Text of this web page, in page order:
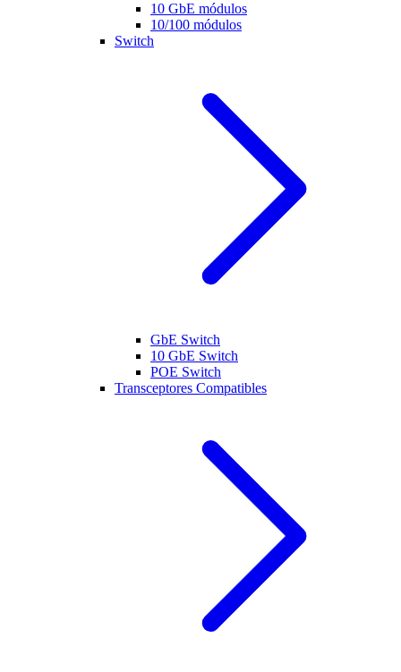
10 GbE módulos
10/100 módulos
Switch
GbE Switch
10 GbE Switch
POE Switch
Transceptores Compatibles